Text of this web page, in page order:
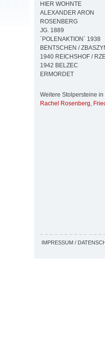
HIER WOHNTE
ALEXANDER ARON
ROSENBERG
JG. 1889
´POLENAKTION` 1938
BENTSCHEN /
1940 REICHSHOF /
1942 BELZEC
ERMORDET
Weitere Stolpersteine in
Rachel Rosenberg,
IMPRESSUM /